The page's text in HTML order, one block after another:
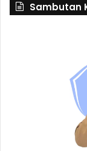
Sambutan